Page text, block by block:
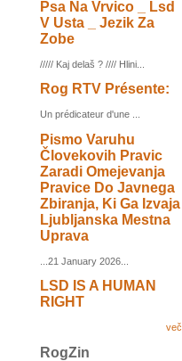
Psa Na Vrvico _ Lsd
V Usta _ Jezik Za
Zobe
///// Kaj delaš ? //// Hlini...
Rog RTV Présente:
Un prédicateur d'une ...
Pismo Varuhu
Človekovih Pravic
Zaradi Omejevanja
Pravice Do Javnega
Zbiranja, Ki Ga Izvaja
Ljubljanska Mestna
Uprava
...21 January 2026...
LSD IS A HUMAN
RIGHT
več
RogZin